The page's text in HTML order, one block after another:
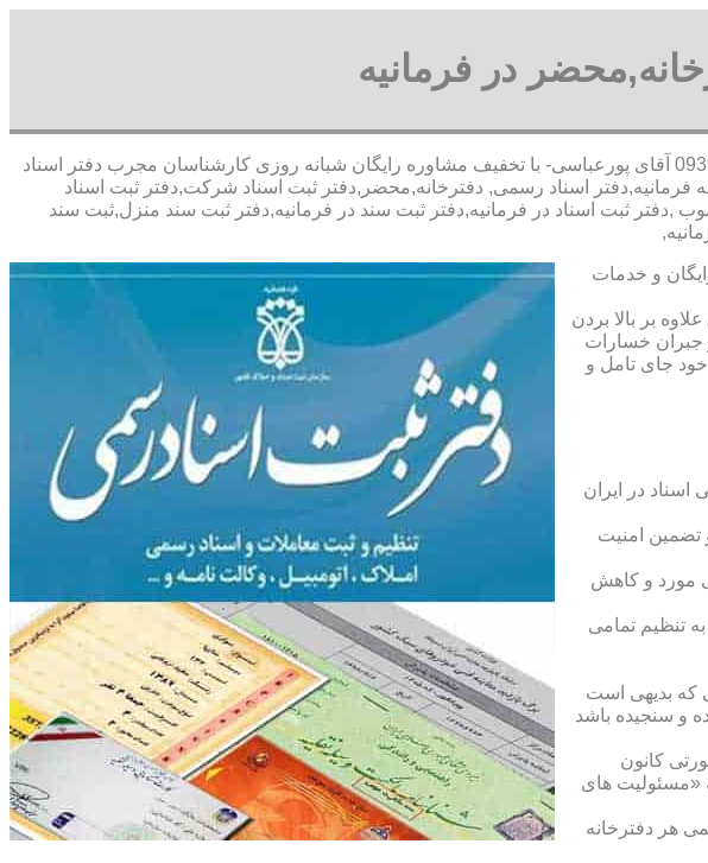
در فرمانیه
,09390205345 آقای پورعباسی- با تخفیف مشاوره رايگان شبانه روزی کارشناسان مجرب دفتر اسناد
فرمانیه,دفتر اسناد رسمی, دفترخانه,محضر,دفتر ثبت اسناد شرکت,دفتر ثبت اسناد
,دفتر ثبت اسناد در فرمانیه,دفتر ثبت سند در فرمانیه,دفتر ثبت سند منزل,ثبت سند
و خدمات
بر بالا بردن
جبران خسارات
جای تامل و
در ایران
تضمین امنیت
مورد و کاهش
تنظیم تمامی
که بدیهی است
و سنجیده باشد
کانون
می کند که همه «مسئولیت های
ماده ۳ قانون دفاتر اسناد رسمی هر دفترخانه